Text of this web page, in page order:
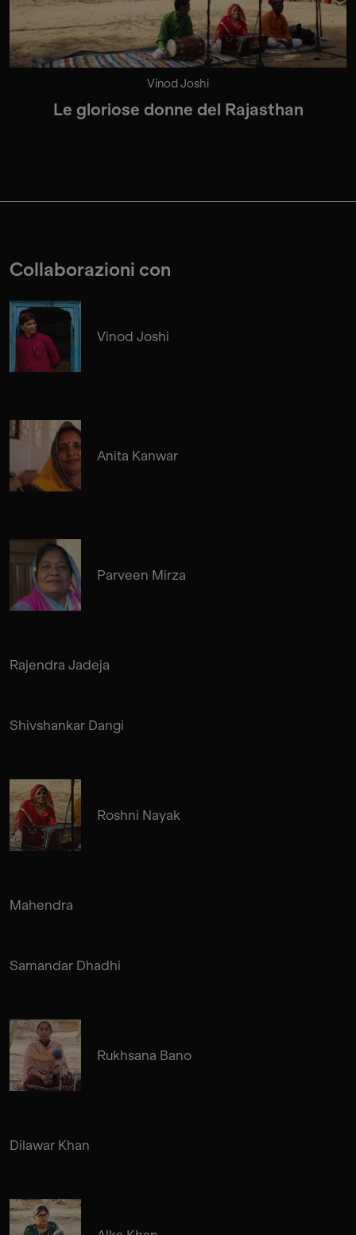
Vinod Joshi
Le gloriose donne del Rajasthan
Collaborazioni con
Vinod Joshi
Anita Kanwar
Parveen Mirza
Rajendra Jadeja
Shivshankar Dangi
Roshni Nayak
Mahendra
Samandar Dhadhi
Rukhsana Bano
Dilawar Khan